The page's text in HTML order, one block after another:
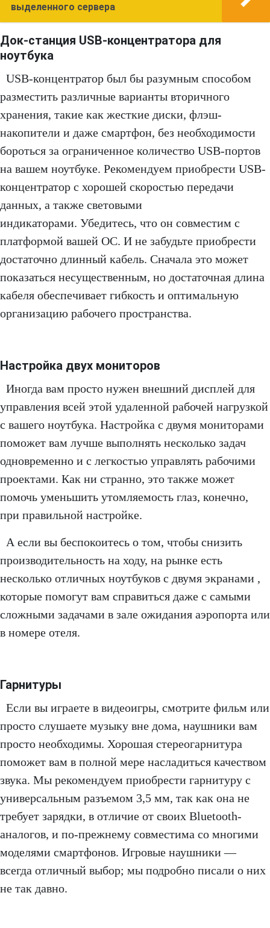
выделенного сервера
Док-станция USB-концентратора для
ноутбука
USB-концентратор был бы разумным способом
разместить различные варианты вторичного
хранения, такие как жесткие диски, флэш-
накопители и даже смартфон, без необходимости
бороться за ограниченное количество USB-портов
на вашем ноутбуке. Рекомендуем приобрести USB-
концентратор с хорошей скоростью передачи
данных, а также световыми
индикаторами. Убедитесь, что он совместим с
платформой вашей ОС. И не забудьте приобрести
достаточно длинный кабель. Сначала это может
показаться несущественным, но достаточная длина
кабеля обеспечивает гибкость и оптимальную
организацию рабочего пространства.
Настройка двух мониторов
Иногда вам просто нужен внешний дисплей для
управления всей этой удаленной рабочей нагрузкой
с вашего ноутбука. Настройка с двумя мониторами
поможет вам лучше выполнять несколько задач
одновременно и с легкостью управлять рабочими
проектами. Как ни странно, это также может
помочь уменьшить утомляемость глаз, конечно,
при правильной настройке.
А если вы беспокоитесь о том, чтобы снизить
производительность на ходу, на рынке есть
несколько отличных ноутбуков с двумя экранами ,
которые помогут вам справиться даже с самыми
сложными задачами в зале ожидания аэропорта или
в номере отеля.
Гарнитуры
Если вы играете в видеоигры, смотрите фильм или
просто слушаете музыку вне дома, наушники вам
просто необходимы. Хорошая стереогарнитура
поможет вам в полной мере насладиться качеством
звука. Мы рекомендуем приобрести гарнитуру с
универсальным разъемом 3,5 мм, так как она не
требует зарядки, в отличие от своих Bluetooth-
аналогов, и по-прежнему совместима со многими
моделями смартфонов. Игровые наушники —
всегда отличный выбор; мы подробно писали о них
не так давно.